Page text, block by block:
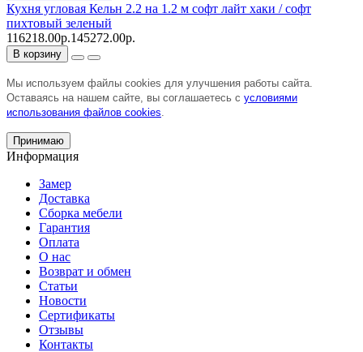
Кухня угловая Кельн 2.2 на 1.2 м софт лайт хаки / софт
пихтовый зеленый
116218.00р.145272.00р.
В корзину
Мы используем файлы cookies для улучшения работы сайта.
Оставаясь на нашем сайте, вы соглашаетесь с условиями
использования файлов cookies
Принимаю
Информация
Замер
Доставка
Сборка мебели
Гарантия
Оплата
О нас
Возврат и обмен
Статьи
Новости
Сертификаты
Отзывы
Контакты